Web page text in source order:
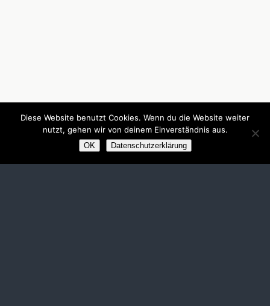
Diese Website benutzt Cookies. Wenn du die Website weiter
nutzt, gehen wir von deinem Einverständnis aus.
OK Datenschutzerklärung